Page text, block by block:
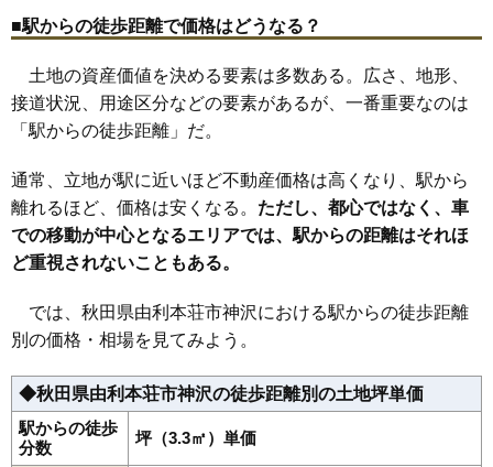
33 水林 4.5万円 789万円 -0.0%
34 荒町 4.4万円 329万円 -1.1%
35 岩谷町 3.8万円 378万円 -5.6%
36 矢島町七日町
37 二十六木 3.3万円 478万円 -7.6%
38 前郷 3.3万円 247万円 -15.3%
39 西目町沼田 2.9万円 335万円 -9.8%
40 三条 2.8万円
42 矢島町矢島町 2.2万円
44 土谷 2.1万円 503万円
45 西目町出戸
46
■駅からの徒歩距離で価格はどうなる？
土地の資産価値を決める要素は多数ある。広さ、地形、
接道状況、用途区分などの要素があるが、一番重要なのは
「駅からの徒歩距離」だ。
通常、立地が駅に近いほど不動産価格は高くなり、駅から
離れるほど、価格は安くなる。 ただし、都心ではなく、車
での移動が中心となるエリアでは、駅からの距離はそれほ
ど重視されないこともある。
では、秋田県由利本荘市神沢における駅からの徒歩距離
別の価格・相場を見てみよう。
◆秋田県由利本荘市神沢の徒歩距離別の土地坪単価
駅からの徒歩
分数
坪（3.3㎡）単価